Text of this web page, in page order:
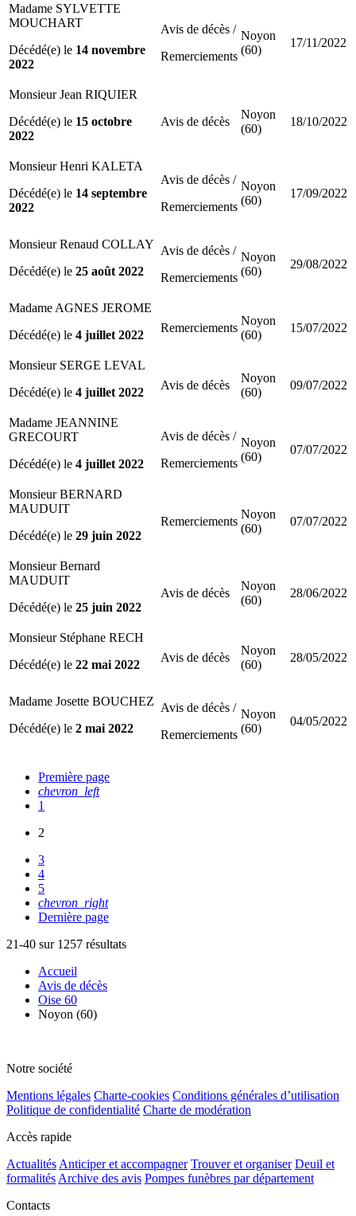
Madame SYLVETTE
MOUCHART
Décédé(e) le 14 novembre
2022
Avis de décès /
Remerciements
Noyon
(60)
17/11/2022
Monsieur Jean RIQUIER
Décédé(e) le 15 octobre
2022
Avis de décès
Noyon
(60)
18/10/2022
Monsieur Henri KALETA
Décédé(e) le 14 septembre
2022
Avis de décès /
Remerciements
Noyon
(60)
17/09/2022
Monsieur Renaud COLLAY
Décédé(e) le 25 août 2022
Avis de décès /
Remerciements
Noyon
(60)
29/08/2022
Madame AGNES JEROME
Décédé(e) le 4 juillet 2022
Remerciements
Noyon
(60)
15/07/2022
Monsieur SERGE LEVAL
Décédé(e) le 4 juillet 2022
Avis de décès
Noyon
(60)
09/07/2022
Madame JEANNINE
GRECOURT
Décédé(e) le 4 juillet 2022
Avis de décès /
Remerciements
Noyon
(60)
07/07/2022
Monsieur BERNARD
MAUDUIT
Décédé(e) le 29 juin 2022
Remerciements
Noyon
(60)
07/07/2022
Monsieur Bernard
MAUDUIT
Décédé(e) le 25 juin 2022
Avis de décès
Noyon
(60)
28/06/2022
Monsieur Stéphane RECH
Décédé(e) le 22 mai 2022
Avis de décès
Noyon
(60)
28/05/2022
Madame Josette BOUCHEZ
Décédé(e) le 2 mai 2022
Avis de décès /
Remerciements
Noyon
(60)
04/05/2022
Première page
chevron_left
1
2
3
4
5
chevron_right
Dernière page
21-40 sur 1257 résultats
Accueil
Avis de décès
Oise 60
Noyon (60)
Notre société
Mentions légales Charte-cookies Conditions générales d’utilisation
Politique de confidentialité Charte de modération
Accès rapide
Actualités Anticiper et accompagner Trouver et organiser Deuil et
formalités Archive des avis Pompes funèbres par département
Contacts